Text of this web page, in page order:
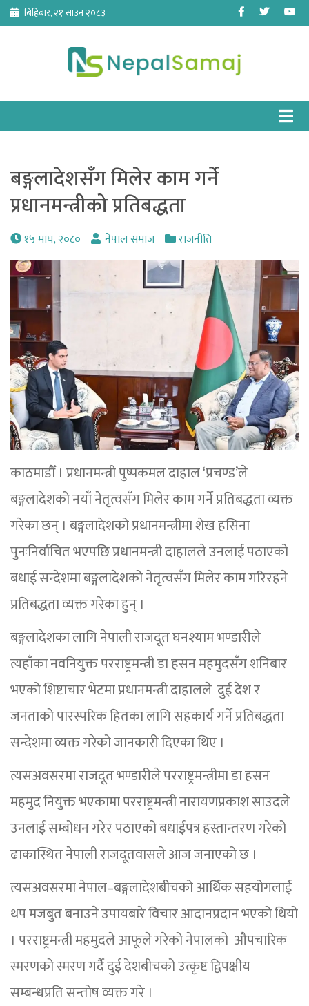
Skip
content
बिहिबार, २१ साउन २०८३ Facebook
Twitter
बङ्गलादेशसँग मिलेर काम गर्ने
प्रधानमन्त्रीको प्रतिबद्धता
१५ माघ, २०८० नेपाल समाज राजनीति
काठमाडौँ । प्रधानमन्त्री पुष्पकमल दाहाल ‘प्रचण्ड’ले
बङ्गलादेशको नयाँ नेतृत्वसँग मिलेर काम गर्ने प्रतिबद्धता व्यक्त
गरेका छन् । बङ्गलादेशको प्रधानमन्त्रीमा शेख हसिना
पुनःनिर्वाचित भएपछि प्रधानमन्त्री दाहालले उनलाई पठाएको
बधाई सन्देशमा बङ्गलादेशको नेतृत्वसँग मिलेर काम गरिरहने
प्रतिबद्धता व्यक्त गरेका हुन् ।
बङ्गलादेशका लागि नेपाली राजदूत घनश्याम भण्डारीले
त्यहाँका नवनियुक्त परराष्ट्रमन्त्री डा हसन महमुदसँग शनिबार
भएको शिष्टाचार भेटमा प्रधानमन्त्री दाहालले दुई देश र
जनताको पारस्परिक हितका लागि सहकार्य गर्ने प्रतिबद्धता
सन्देशमा व्यक्त गरेको जानकारी दिएका थिए ।
त्यसअवसरमा राजदूत भण्डारीले परराष्ट्रमन्त्रीमा डा हसन
महमुद नियुक्त भएकामा परराष्ट्रमन्त्री नारायणप्रकाश साउदले
उनलाई सम्बोधन गरेर पठाएको बधाईपत्र हस्तान्तरण गरेको
ढाकास्थित नेपाली राजदूतवासले आज जनाएको छ ।
त्यसअवसरमा नेपाल–बङ्गलादेशबीचको आर्थिक सहयोगलाई
थप मजबुत बनाउने उपायबारे विचार आदानप्रदान भएको थियो
। परराष्ट्रमन्त्री महमुदले आफूले गरेको नेपालको औपचारिक
स्मरणको स्मरण गर्दै दुई देशबीचको उत्कृष्ट द्विपक्षीय
सम्बन्धप्रति सन्तोष व्यक्त गरे ।